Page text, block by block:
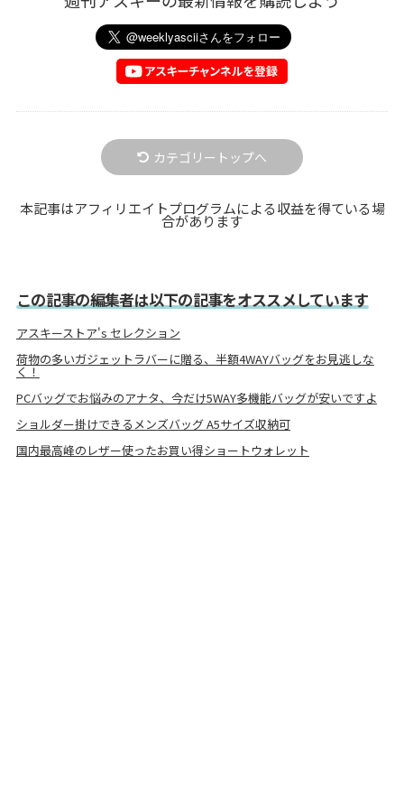
カテゴリートップへ
本記事はアフィリエイトプログラムによる収益を得ている場
合があります
この記事の編集者は以下の記事をオススメしています
アスキーストア's セレクション
荷物の多いガジェットラバーに贈る、半額4WAYバッグをお見逃しな
く！
PCバッグでお悩みのアナタ、今だけ5WAY多機能バッグが安いですよ
ショルダー掛けできるメンズバッグ A5サイズ収納可
国内最高峰のレザー使ったお買い得ショートウォレット